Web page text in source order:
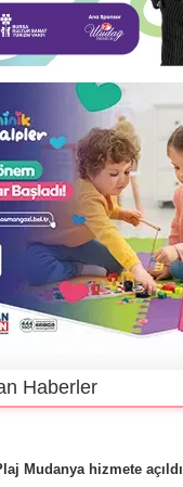
Haberler
Mudanya hizmete açıldı